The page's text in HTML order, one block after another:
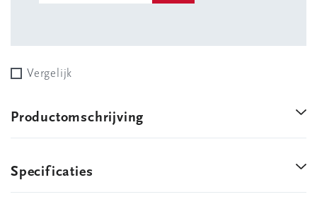
Vergelijk
Productomschrijving
Specificaties